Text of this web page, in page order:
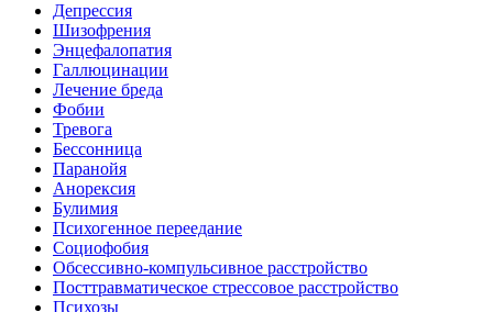
Депрессия
Шизофрения
Энцефалопатия
Галлюцинации
Лечение бреда
Фобии
Тревога
Бессонница
Паранойя
Анорексия
Булимия
Психогенное переедание
Социофобия
Обсессивно-компульсивное расстройство
Посттравматическое стрессовое расстройство
Психозы